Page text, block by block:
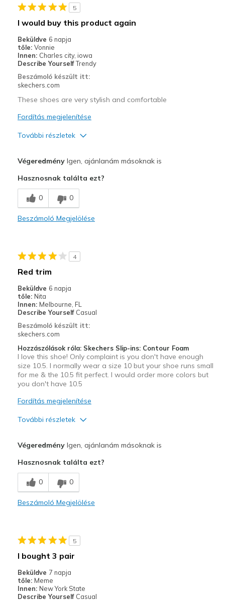
Walking
Sizing
View On Shoes
Shoes are for Wearing
5
I would buy this product again
Beküldve 6 napja
tőle: Vonnie
Innen: Charles city, iowa
Describe YourselfTrendy
Beszámoló készült itt:
skechers.com
These shoes are very stylish and comfortable
Fordítás megjelenítése
További részletek
Breathe Well
Comfortable
Legjobb használat
Travel
Width
Feels true to width
Sizing
View On Shoes
I'm Really Into Shoes
VégeredményIgen, ajánlanám másoknak is
Hasznosnak találta ezt?
0 0
Beszámoló Megjelölése
4
Red trim
Beküldve 6 napja
tőle: Nita
Innen: Melbourne, FL
Describe Yourself Casual
Beszámoló készült itt:
skechers.com
Hozzászólások róla: Skechers Slip-ins: Contour Foam
I love this shoe! Only complaint is you don't have enough
size 10.5. I normally wear a size 10 but your shoe runs small
for me & the 10.5 fit perfect. I would order more colors but
you don't have 10.5
Fordítás megjelenítése
További részletek
Breathe Well
Comfortable
Kontra
Legjobb használat
VégeredményIgen, ajánlanám másoknak is
Hasznosnak találta ezt?
0 0
Beszámoló Megjelölése
5
I bought 3 pair
Beküldve 7 napja
tőle: Meme
Innen: New York State
Describe Yourself Casual